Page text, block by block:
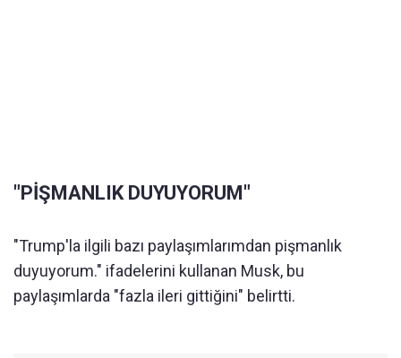
"PİŞMANLIK DUYUYORUM"
"Trump'la ilgili bazı paylaşımlarımdan pişmanlık
duyuyorum." ifadelerini kullanan Musk, bu
paylaşımlarda "fazla ileri gittiğini" belirtti.